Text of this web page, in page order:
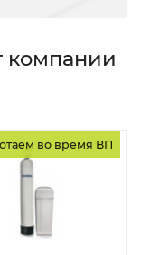
компании
во время ВП